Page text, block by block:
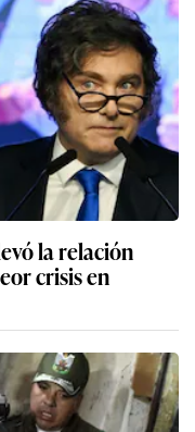
la relación
crisis en